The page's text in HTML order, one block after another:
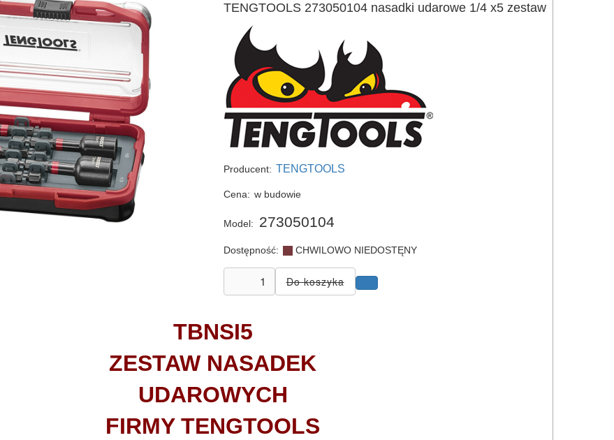
TENGTOOLS 273050104 nasadki udarowe 1/4 x5 zestaw
Producent: TENGTOOLS
Cena: w budowie
Model: 273050104
Dostępność: CHWILOWO NIEDOSTĘNY
TBNSI5
ZESTAW NASADEK
UDAROWYCH
FIRMY TENGTOOLS